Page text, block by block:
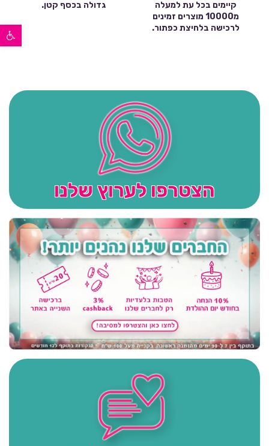
פתח סרגל נגישות
קיימים בכל עת למעלה
מ10000 מוצרים זמינים
לרכישה בלחיצת כפתור.
גדולה בכסף קטן.
הצטרפו לערוץ שלנו